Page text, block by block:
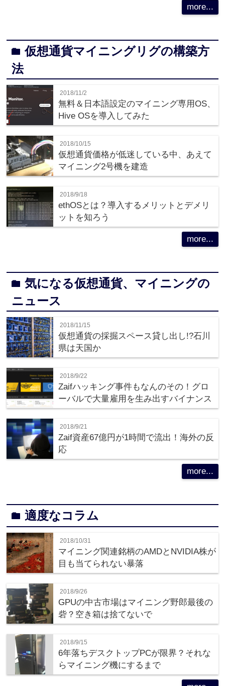
more...
folder仮想通貨マイニングリグの構築方
法
2018/11/2
無料＆日本語設定のマイニング専用OS、
Hive OSを導入してみた
2018/10/15
仮想通貨価格が低迷している中、あえて
マイニング2号機を建造
2018/9/18
ethOSとは？導入するメリットとデメリ
ットを知ろう
more...
folder気になる仮想通貨、マイニングの
ニュース
2018/11/15
仮想通貨の採掘スペース貸し出し!?石川
県は天国か
2018/9/22
Zaifハッキング事件もなんのその！グロ
ーバルで大量雇用を生み出すバイナンス
2018/9/21
Zaif資産67億円が1時間で流出！海外の反
応
more...
folder適度なコラム
2018/10/31
マイニング関連銘柄のAMDとNVIDIA株が
目も当てられない暴落
2018/9/26
GPUの中古市場はマイニング野郎最後の
砦？空き箱は捨てないで
2018/9/15
6年落ちデスクトップPCが限界？それな
らマイニング機にするまで